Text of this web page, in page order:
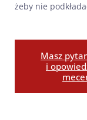
żeby nie
Masz
i